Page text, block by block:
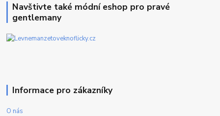
Navštivte také módní eshop pro pravé
gentlemany
Informace pro zákazníky
O nás